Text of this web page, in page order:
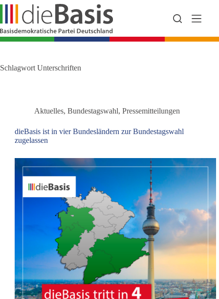
Zum
springen
Schlagwort Unterschriften
Aktuelles, Bundestagswahl, Pressemitteilungen
dieBasis ist in vier Bundesländern zur Bundestagswahl
zugelassen